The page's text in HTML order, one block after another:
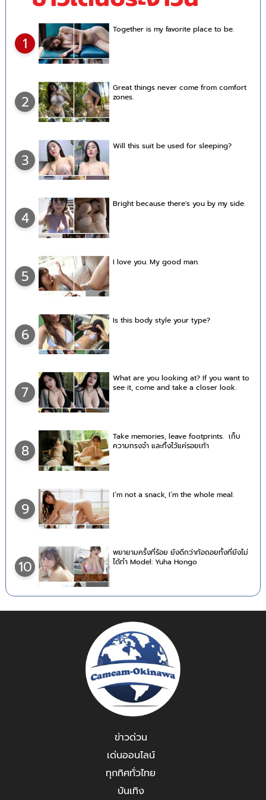
1
Together is my favorite place to be.
2
Great things never come from comfort
zones.
3
Will this suit be used for sleeping?
4
Bright because there's you by my side.
5
I love you. My good man.
6
Is this body style your type?
7
What are you looking at? If you want to
see it, come and take a closer look.
8
Take memories, leave footprints. เก็บ
ความทรงจำ และทิ้งไว้แค่รอยเท้า
9
I’m not a snack, I’m the whole meal.
10
พยายามครั้งที่ร้อย ยังดีกว่าท้อถอยทั้งที่ยังไม่
ได้ทำ Model: Yuha Hongo
ข่าวด่วน
เด่นออนไลน์
ทุกทิศทั่วไทย
บันเทิง